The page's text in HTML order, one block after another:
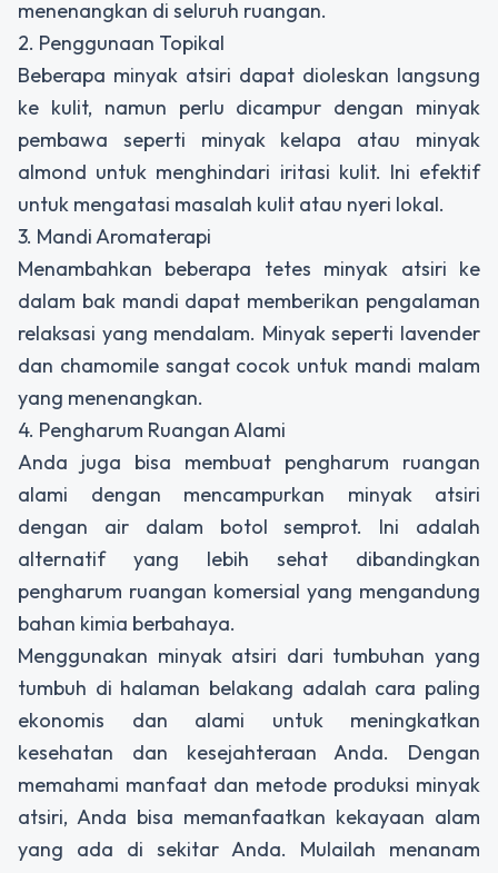
menenangkan di seluruh ruangan.
2. Penggunaan Topikal
Beberapa minyak atsiri dapat dioleskan langsung
ke kulit, namun perlu dicampur dengan minyak
pembawa seperti minyak kelapa atau minyak
almond untuk menghindari iritasi kulit. Ini efektif
untuk mengatasi masalah kulit atau nyeri lokal.
3. Mandi Aromaterapi
Menambahkan beberapa tetes minyak atsiri ke
dalam bak mandi dapat memberikan pengalaman
relaksasi yang mendalam. Minyak seperti lavender
dan chamomile sangat cocok untuk mandi malam
yang menenangkan.
4. Pengharum Ruangan Alami
Anda juga bisa membuat pengharum ruangan
alami dengan mencampurkan minyak atsiri
dengan air dalam botol semprot. Ini adalah
alternatif yang lebih sehat dibandingkan
pengharum ruangan komersial yang mengandung
bahan kimia berbahaya.
Menggunakan minyak atsiri dari tumbuhan yang
tumbuh di halaman belakang adalah cara paling
ekonomis dan alami untuk meningkatkan
kesehatan dan kesejahteraan Anda. Dengan
memahami manfaat dan metode produksi minyak
atsiri, Anda bisa memanfaatkan kekayaan alam
yang ada di sekitar Anda. Mulailah menanam